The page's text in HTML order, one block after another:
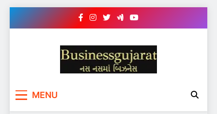
BUSINESS GUJARAT
MENU